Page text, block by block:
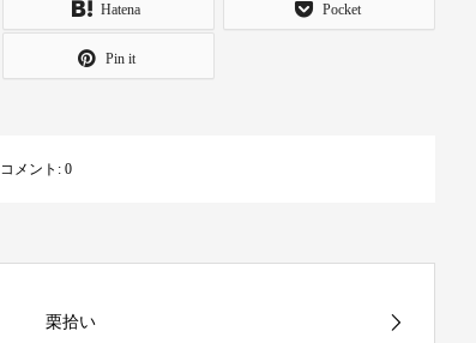
Hatena Pocket
Pin it
コメント: 0
栗拾い